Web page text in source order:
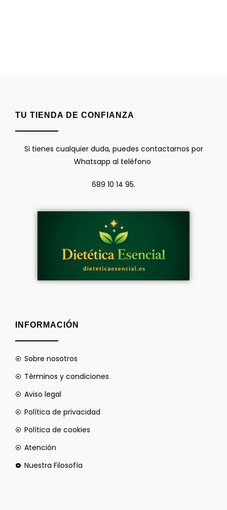
TU TIENDA DE CONFIANZA
Si tienes cualquier duda, puedes contactarnos por
Whatsapp al teléfono
689 10 14 95.
INFORMACIÓN
Sobre nosotros
Términos y condiciones
Aviso legal
Política de privacidad
Política de cookies
Atención
Nuestra Filosofía